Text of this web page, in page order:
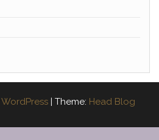
WordPress | Theme: Head Blog